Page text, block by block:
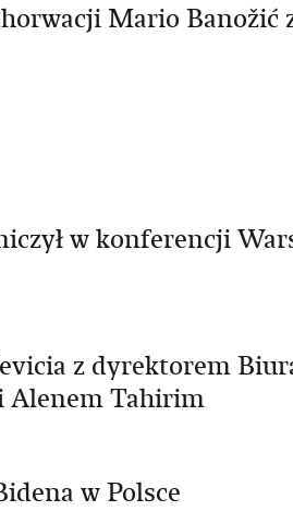
Mario Banožić
w konferencji
z dyrektorem
Alenem Tahirim
w Polsce